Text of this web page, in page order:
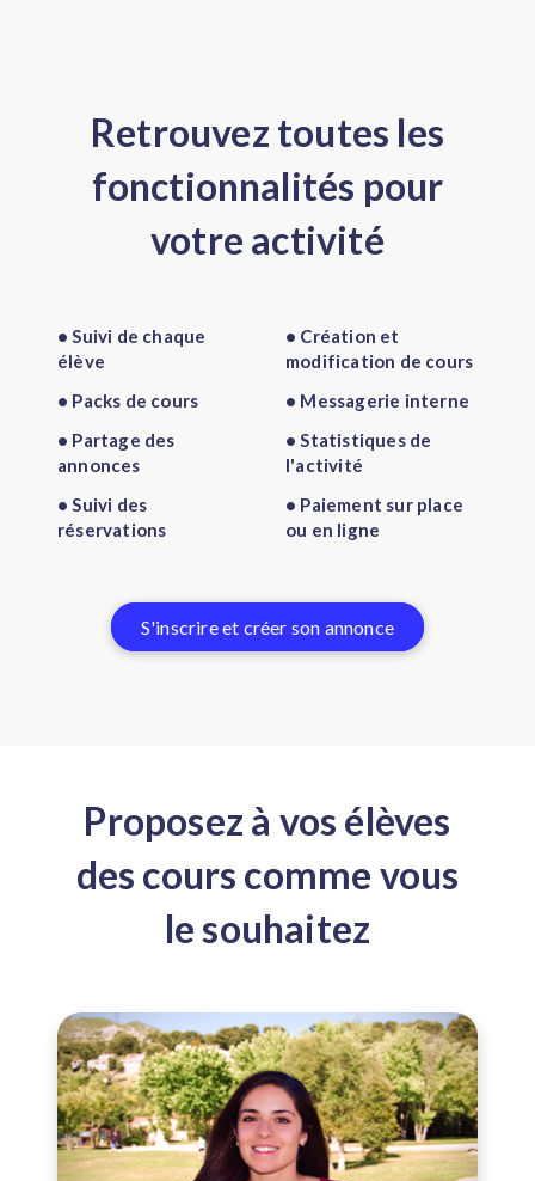
Retrouvez toutes les
fonctionnalités pour
votre activité
• Suivi de chaque
élève
• Création et
modification de cours
• Packs de cours
• Messagerie interne
• Partage des
annonces
• Statistiques de
l'activité
• Suivi des
réservations
• Paiement sur place
ou en ligne
S'inscrire et créer son annonce
Proposez à vos élèves
des cours comme vous
le souhaitez